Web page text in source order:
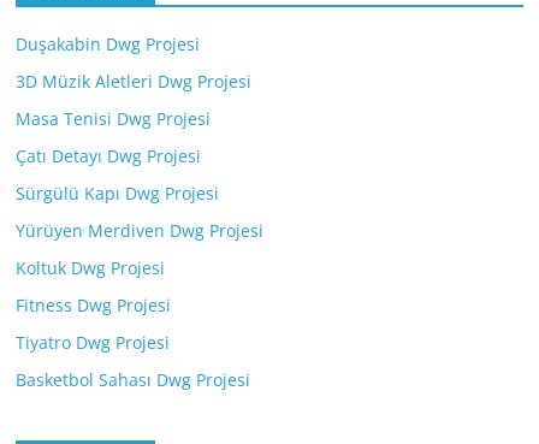
Duşakabin Dwg Projesi
3D Müzik Aletleri Dwg Projesi
Masa Tenisi Dwg Projesi
Çatı Detayı Dwg Projesi
Sürgülü Kapı Dwg Projesi
Yürüyen Merdiven Dwg Projesi
Koltuk Dwg Projesi
Fitness Dwg Projesi
Tiyatro Dwg Projesi
Basketbol Sahası Dwg Projesi